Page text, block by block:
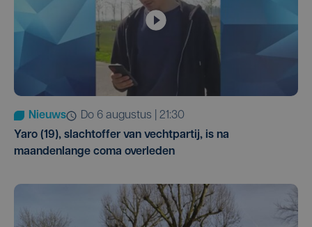
Nieuws
do 6 augustus | 21:30
Yaro (19), slachtoffer van vechtpartij, is na
maandenlange coma overleden